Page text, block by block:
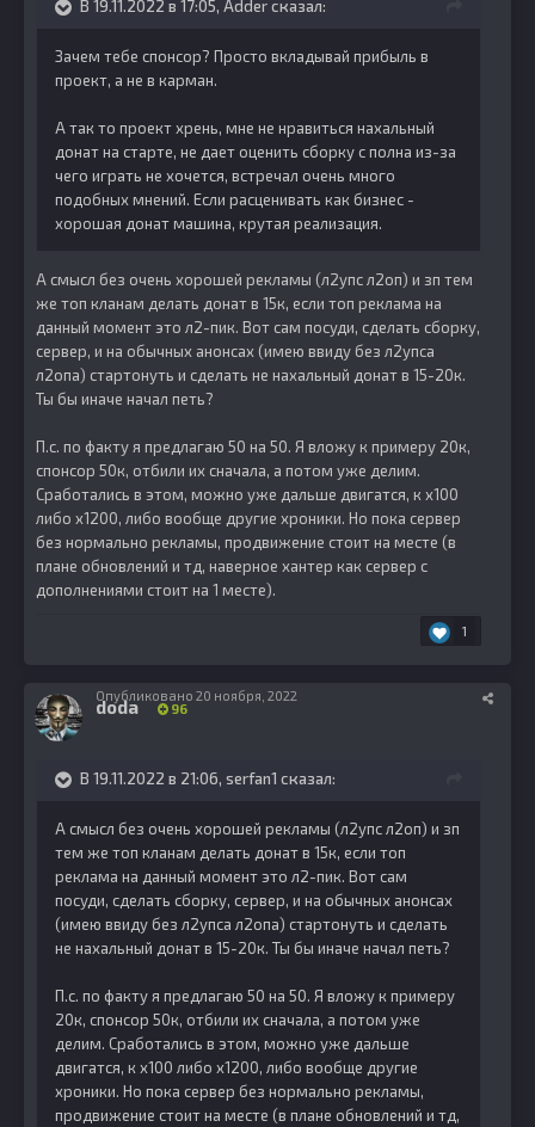
В 19.11.2022 в 17:05, Adderсказал:
Зачем тебе спонсор? Просто вкладывай прибыль в
проект, а не в карман.
А так то проект хрень, мне не нравиться нахальный
донат на старте, не дает оценить сборку с полна из-за
чего играть не хочется, встречал очень много
подобных мнений. Если расценивать как бизнес -
хорошая донат машина, крутая реализация.
А смысл без очень хорошей рекламы (л2упс л2оп) и зп тем
же топ кланам делать донат в 15к, если топ реклама на
данный момент это л2-пик. Вот сам посуди, сделать сборку,
сервер, и на обычных анонсах (имею ввиду без л2упса
л2опа) стартонуть и сделать не нахальный донат в 15-20к.
Ты бы иначе начал петь?
П.с. по факту я предлагаю 50 на 50. Я вложу к примеру 20к,
спонсор 50к, отбили их сначала, а потом уже делим.
Сработались в этом, можно уже дальше двигатся, к х100
либо х1200, либо вообще другие хроники. Но пока сервер
без нормально рекламы, продвижение стоит на месте (в
плане обновлений и тд, наверное хантер как сервер с
дополнениями стоит на 1 месте).
1
doda 96
Опубликовано 20 ноября, 2022
В 19.11.2022 в 21:06, serfan1 сказал:
А смысл без очень хорошей рекламы (л2упс л2оп) и зп
тем же топ кланам делать донат в 15к, если топ
реклама на данный момент это л2-пик. Вот сам
посуди, сделать сборку, сервер, и на обычных анонсах
(имею ввиду без л2упса л2опа) стартонуть и сделать
не нахальный донат в 15-20к. Ты бы иначе начал петь?
П.с. по факту я предлагаю 50 на 50. Я вложу к примеру
20к, спонсор 50к, отбили их сначала, а потом уже
делим. Сработались в этом, можно уже дальше
двигатся, к х100 либо х1200, либо вообще другие
хроники. Но пока сервер без нормально рекламы,
продвижение стоит на месте (в плане обновлений и тд,